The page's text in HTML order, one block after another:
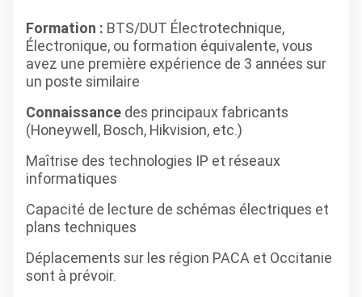
Formation : BTS/DUT Électrotechnique,
Électronique, ou formation équivalente, vous
avez une première expérience de 3 années sur
un poste similaire
Connaissance des principaux fabricants
(Honeywell, Bosch, Hikvision, etc.)
Maîtrise des technologies IP et réseaux
informatiques
Capacité de lecture de schémas électriques et
plans techniques
Déplacements sur les région PACA et Occitanie
sont à prévoir.